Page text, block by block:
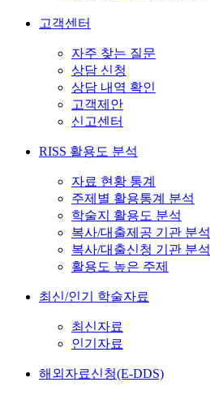
고객센터
자주 찾는 질문
상담 신청
상담 내역 확인
고객제안
신고센터
RISS 활용도 분석
자료 현황 통계
주제별 활용통계 분석
학술지 활용도 분석
복사/대출제공 기관 분석
복사/대출신청 기관 분석
활용도 높은 주제
최신/인기 학술자료
최신자료
인기자료
해외자료신청(E-DDS)